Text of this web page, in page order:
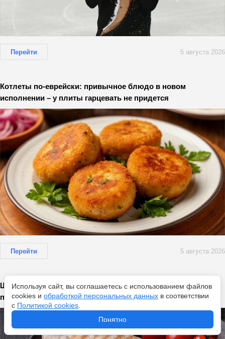
Перейти 5 августа 2026
Котлеты по-еврейски: привычное блюдо в новом
исполнении – у плиты гарцевать не придется
Перейти 5 августа 2026
Шаурма и шаверма: в чем разница и почему москвичи не
поймут петербуржца
Используя сайт, вы соглашаетесь с использованием файлов
cookies и обработкой персональных данных в соответствии
с Политикой cookies
Понятно